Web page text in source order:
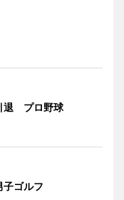
退 プロ野球
ゴルフ